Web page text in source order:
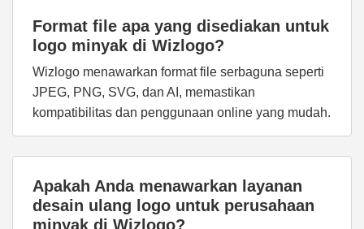
Format file apa yang disediakan untuk
logo minyak di Wizlogo?
Wizlogo menawarkan format file serbaguna seperti
JPEG, PNG, SVG, dan AI, memastikan
kompatibilitas dan penggunaan online yang mudah.
Apakah Anda menawarkan layanan
desain ulang logo untuk perusahaan
minyak di Wizlogo?